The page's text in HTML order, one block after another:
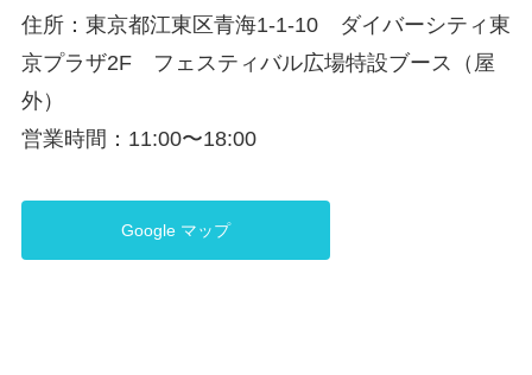
住所：東京都江東区青海1-1-10 ダイバーシティ東
京プラザ2F フェスティバル広場特設ブース（屋
外）
営業時間：11:00〜18:00
Google マップ